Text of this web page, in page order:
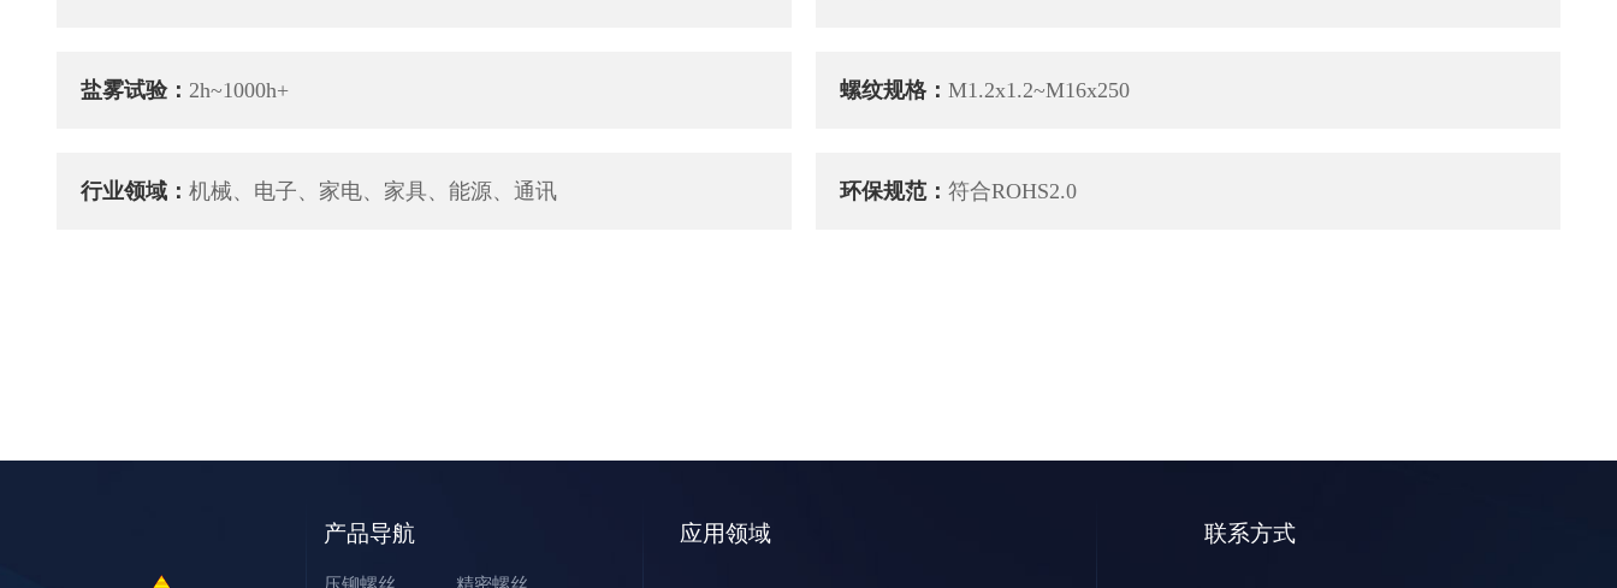
盐雾试验： 2h~1000h+ 螺纹规格： M1.2x1.2~M16x250
行业领域： 机械、电子、家电、家具、能源、通讯 环保规范： 符合ROHS2.0
产品导航 应用领域 联系方式